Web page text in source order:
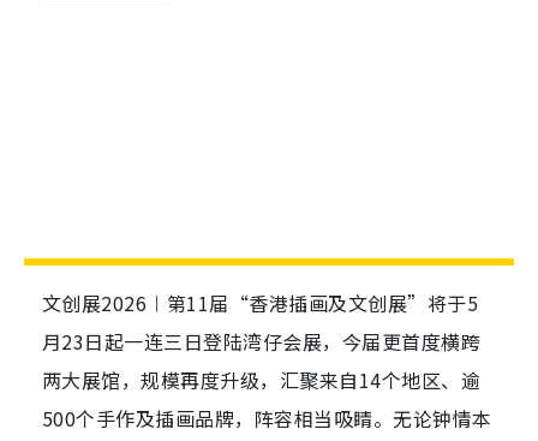
文创展2026︱第11届“香港插画及文创展”将于5
月23日起一连三日登陆湾仔会展，今届更首度横跨
两大展馆，规模再度升级，汇聚来自14个地区、逾
500个手作及插画品牌，阵容相当吸睛。无论钟情本